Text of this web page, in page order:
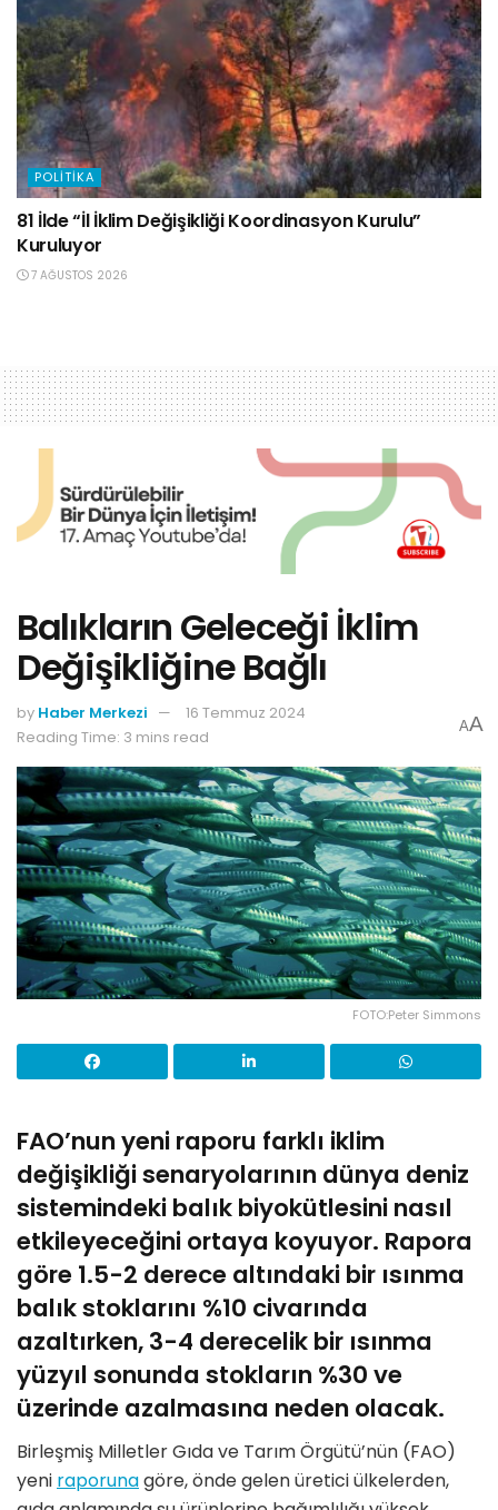
POLITIKA
81 İlde “İl İklim Değişikliği Koordinasyon Kurulu”
Kuruluyor
7 AĞUSTOS 2026
Balıkların Geleceği İklim
Değişikliğine Bağlı
by Haber Merkezi
16 Temmuz 2024
Reading Time: 3 mins read
AA
FOTO:Peter Simmons
FAO’nun yeni raporu farklı iklim
değişikliği senaryolarının dünya deniz
sistemindeki balık biyokütlesini nasıl
etkileyeceğini ortaya koyuyor. Rapora
göre 1.5-2 derece altındaki bir ısınma
balık stoklarını %10 civarında
azaltırken, 3-4 derecelik bir ısınma
yüzyıl sonunda stokların %30 ve
üzerinde azalmasına neden olacak.
Birleşmiş Milletler Gıda ve Tarım Örgütü’nün (FAO)
yeni raporunagöre, önde gelen üretici ülkelerden,